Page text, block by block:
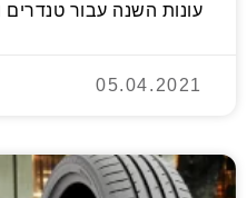
עונות השנה עבור
05.04.2021